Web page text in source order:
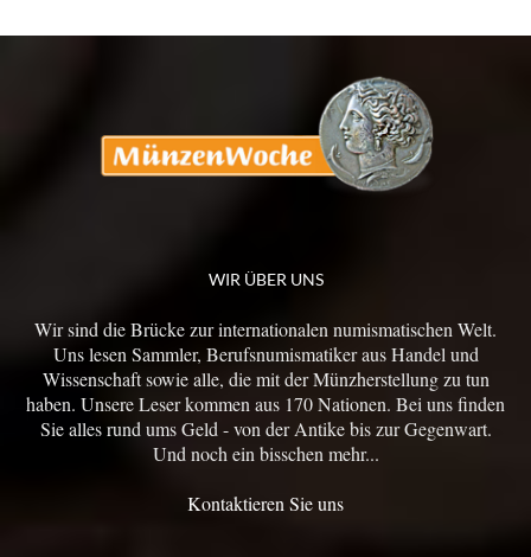
WIR ÜBER UNS
Wir sind die Brücke zur internationalen numismatischen Welt.
Uns lesen Sammler, Berufsnumismatiker aus Handel und
Wissenschaft sowie alle, die mit der Münzherstellung zu tun
haben. Unsere Leser kommen aus 170 Nationen. Bei uns finden
Sie alles rund ums Geld - von der Antike bis zur Gegenwart.
Und noch ein bisschen mehr...
Kontaktieren Sie uns